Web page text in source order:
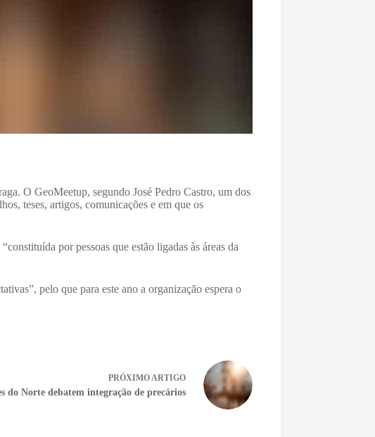
O GeoMeetup, segundo José Pedro Castro, um dos
teses, artigos, comunicações e em que os
por pessoas que estão ligadas às áreas da
pelo que para este ano a organização espera o
PRÓXIMOARTIGO
do Norte debatem integração de precários